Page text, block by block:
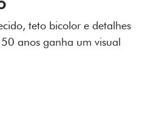
dessa edição para lá de